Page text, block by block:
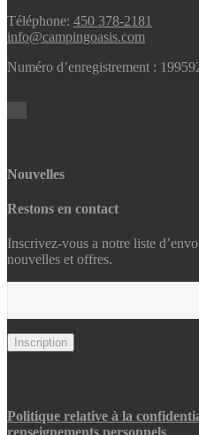
Téléphone: 450 378-2181
info@campingoasis.com
Numéro d’enregistrement :
Nouvelles
Restons en contact
Inscrivez-vous a notre liste
nouvelles et offres.
Politique relative à la